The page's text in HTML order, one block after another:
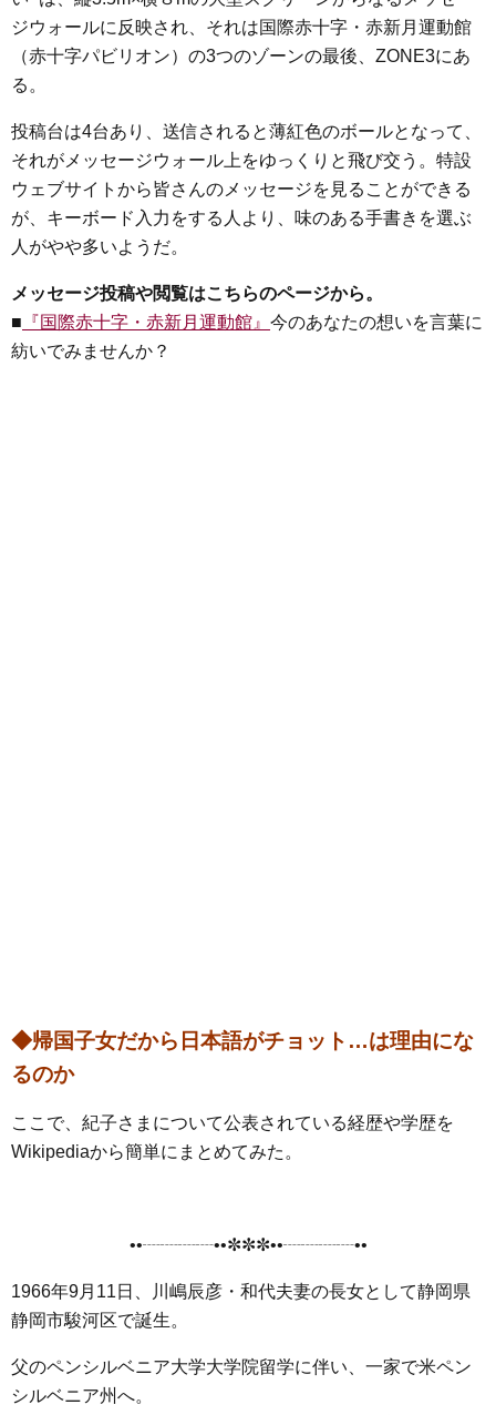
ジウォールに反映され、それは国際赤十字・赤新月運動館
（赤十字パビリオン）の3つのゾーンの最後、ZONE3にあ
る。
投稿台は4台あり、送信されると薄紅色のボールとなって、
それがメッセージウォール上をゆっくりと飛び交う。特設
ウェブサイトから皆さんのメッセージを見ることができる
が、キーボード入力をする人より、味のある手書きを選ぶ
人がやや多いようだ。
メッセージ投稿や閲覧はこちらのページから。
■ 『国際赤十字・赤新月運動館』 今のあなたの想いを言葉に
紡いでみませんか？
◆帰国子女だから日本語がチョット…は理由にな
るのか
ここで、紀子さまについて公表されている経歴や学歴を
Wikipediaから簡単にまとめてみた。
••┈┈┈┈••✼✼✼••┈┈┈┈••
1966年9月11日、川嶋辰彦・和代夫妻の長女として静岡県
静岡市駿河区で誕生。
父のペンシルベニア大学大学院留学に伴い、一家で米ペン
シルベニア州へ。